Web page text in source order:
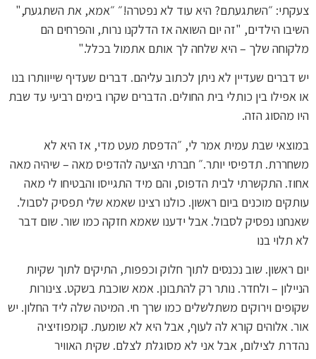
צעקתי: ״השתגעתם? היא עוד לא נפטרה!״ ״אמא, את השתגעת,"
השיבו הילדים, "זה יום השואה אז הדלקנו נרות, והפרחים הם
מלקוחה שלך – היא שלחה לך אותם אתמול בכלל."
יש דברים שעדיין לא ניתן לכתוב עליהם. דברים שעדיף שייוותרו בנו
או אפילו בין כותלי בית החולים. הדברים שקרו בימים רביעי עד שבת
היו מהסוג הזה.
במוצאי שבת עמית אמר לי, ״הדפסת מעט מדי, אז היא לא
משחררת. תדפיסי יותר.״ חברתי הציעה להדפיס מאה – שיהיה מאה
אחוז. התקשרתי לבית הדפוס, והם מיד התגייסו והבטיחו לי מאה
עותקים מוכנים ביום ראשון. כולנו רצינו שאמא שלי תפסיק לסבול.
שאנחנו נפסיק לסבול. אבל ידענו שאמא חזקה כמו שור. שום דבר
לא תלוי בנו
יום ראשון. שוב נכנסים לתוך חלוק וכפפות, התיקים לתוך שקיות
הניילון – ולחדר. נותר רק להתבונן. אמא שוכבת בשקט. צינורות
שקופים וירוקים משתלשלים כמו שרך חי. המיטה שלה ליד החלון. יש
אור. אלוהים קורא לה לעוף, אבל היא לא שומעת. קומפוזיציה
נהדרת לצילום, אבל אני לא מסוגלת לצלם. שקית האוויר